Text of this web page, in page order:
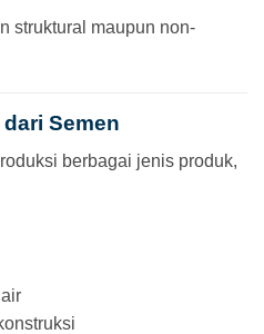
struktural maupun non-
Semen
berbagai jenis produk,